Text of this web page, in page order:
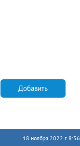
Добавить
18 ноября 2022 г. 8:56